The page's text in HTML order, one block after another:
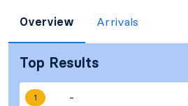
Overview Arrivals
Top Results
1 -